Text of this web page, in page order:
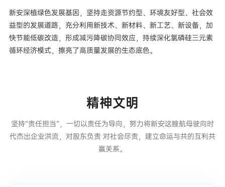
新安深植绿色发展基因，坚持走资源节约型、环境友好型、社会效
益型的发展道路，充分利用新技术、新材料、新工艺、新设备，加
快节能低碳改造，形成减污降碳协同效应，持续深化氯磷硅三元素
循环经济模式，擦亮了高质量发展的生态底色。
精神文明
坚持“责任担当”，一切以责任为导向，努力将新安这艘航母驶向时
代杰出企业洪流，对股东负责 对社会尽责，建立命运与共的互利共
赢关系。